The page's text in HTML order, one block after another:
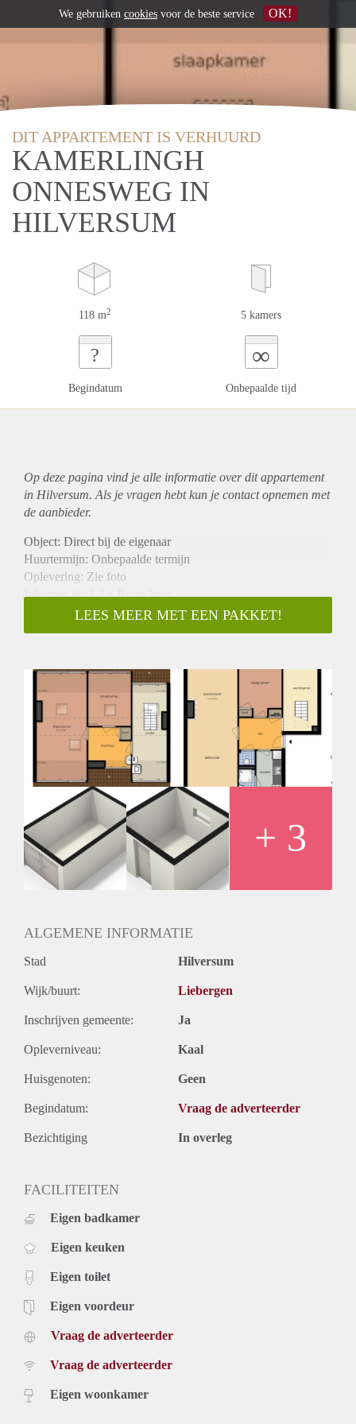
DIT APPARTEMENT IS VERHUURD
KAMERLINGH
ONNESWEG IN
HILVERSUM
118 m2 5 kamers
?
Begindatum
∞
Onbepaalde tijd
Op deze pagina vind je alle informatie over ditappartement
in Hilversum. Als je vragen hebt kun je contact opnemen met
de aanbieder.
Object: Direct bij de eigenaar
Huurtermijn: Onbepaalde termijn
Oplevering: Zie foto
Inkomen eis:3,2 x Bruto huur
Garantiestelling mogelijk: Ja
Borg: 1 Maand
Huisdieren toegestaan: Afhankelijk van de Eigenaar
Huurtoeslag grens: Nee
Geschikt voor studenten: Afhankelijk van de Eigenaar
LEES MEER MET EEN PAKKET!
+ 3
ALGEMENE INFORMATIE
Stad Hilversum
Wijk/buurt: Liebergen
Inschrijven gemeente: Ja
Opleverniveau: Kaal
Huisgenoten: Geen
Begindatum: Vraag de adverteerder
Bezichtiging In overleg
FACILITEITEN
Eigen badkamer
Eigen keuken
Eigen toilet
Eigen voordeur
Vraag de adverteerder
Vraag de adverteerder
Eigen woonkamer
We gebruiken cookies voor de beste service OK!